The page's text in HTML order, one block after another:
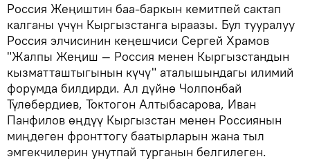
Россия Жеңиштин баа-баркын кемитпей сактап
калганы үчүн Кыргызстанга ыраазы. Бул тууралуу
Россия элчисинин кеңешчиси Сергей Храмов
"Жалпы Жеңиш — Россия менен Кыргызстандын
кызматташтыгынын күчү" аталышындагы илимий
форумда билдирди. Ал дүйнө Чолпонбай
Түлөбердиев, Токтогон Алтыбасарова, Иван
Панфилов өңдүү Кыргызстан менен Россиянын
миңдеген фронттогу баатырларын жана тыл
эмгекчилерин унутпай турганын белгилеген.